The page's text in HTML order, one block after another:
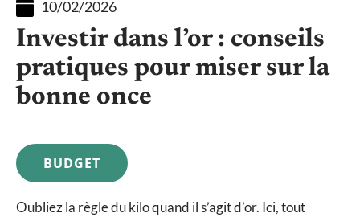
10/02/2026
Investir dans l’or : conseils
pratiques pour miser sur la
bonne once
BUDGET
Oubliez la règle du kilo quand il s’agit d’or. Ici, tout